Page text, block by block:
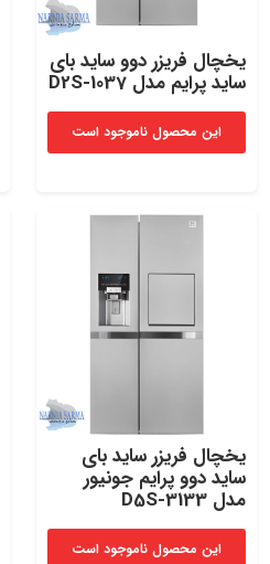
یخچال‌ فریزر دوو ساید بای‌
ساید پرایم مدل D2S-1037
این محصول ناموجود است
یخچال فریزر ساید بای
ساید دوو پرایم جونیور
مدل D5S-3133
این محصول ناموجود است